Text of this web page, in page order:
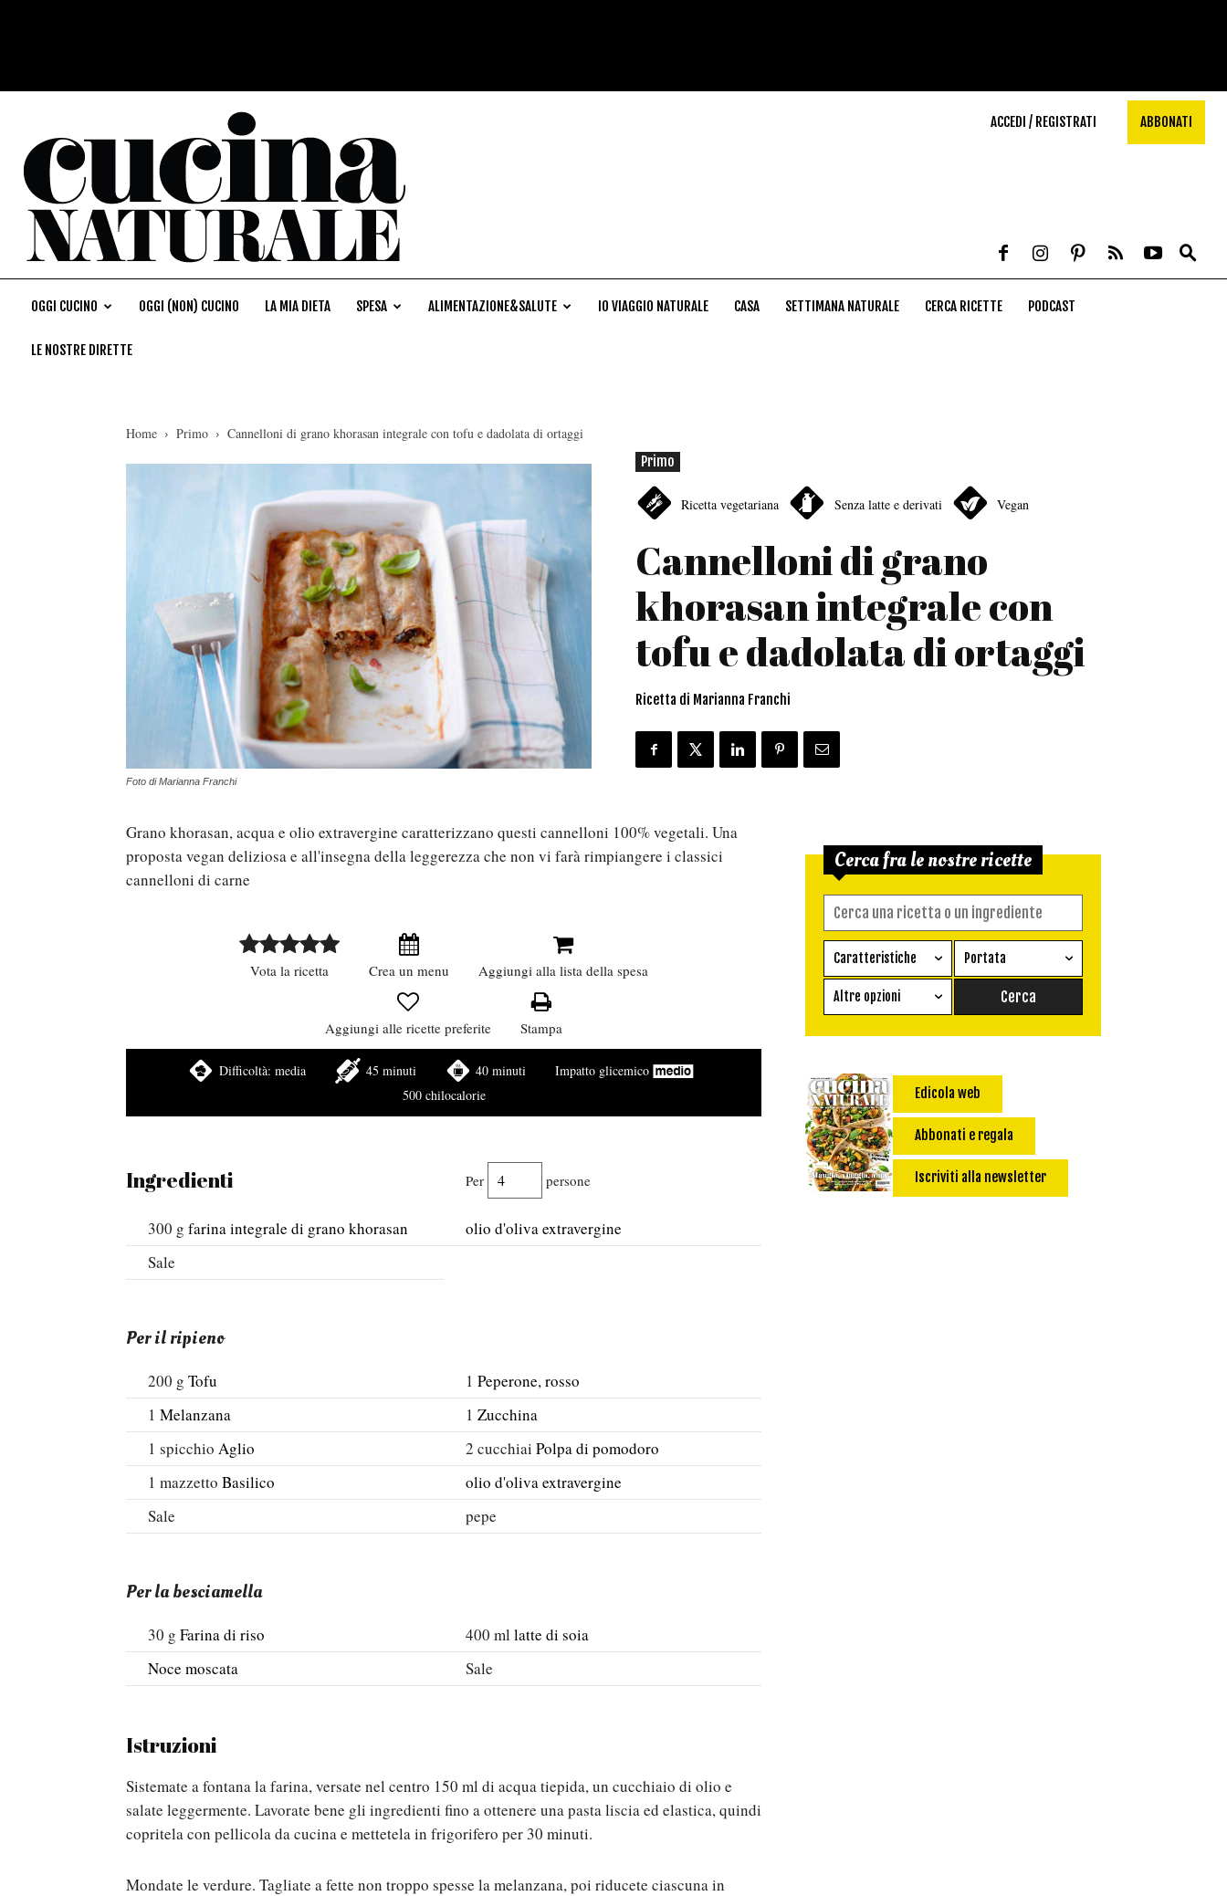
ACCEDI / REGISTRATI ABBONATI
OGGI CUCINO OGGI (NON) CUCINO LA MIA DIETA SPESA ALIMENTAZIONE&SALUTE IO VIAGGIO NATURALE CASA SETTIMANA NATURALE CERCA RICETTE PODCAST
LE NOSTRE DIRETTE
Home Primo Cannelloni di grano khorasan integrale con tofu e dadolata di ortaggi
Foto di Marianna Franchi
Primo
Ricetta vegetariana Senza latte e derivati Vegan
Cannelloni di grano
khorasan integrale con
tofu e dadolata di ortaggi
Ricetta di Marianna Franchi
Grano khorasan, acqua e olio extravergine caratterizzano questi cannelloni 100% vegetali. Una
proposta vegan deliziosa e all'insegna della leggerezza che non vi farà rimpiangere i classici
cannelloni di carne
Vota la ricetta Crea un menu Aggiungi alla lista della spesa
Aggiungi alle ricette preferite Stampa
Difficoltà: media 45 minuti 40 minuti
Impatto glicemico
500 chilocalorie
Ingredienti Per persone
300 g farina integrale di grano khorasan
olio d'oliva extravergine
Sale
Per il ripieno
200 g Tofu 1 Peperone, rosso
1 Melanzana 1 Zucchina
1 spicchio Aglio 2 cucchiai Polpa di pomodoro
1 mazzetto Basilico
olio d'oliva extravergine
Sale
pepe
Per la besciamella
30 g Farina di riso 400 ml latte di soia
Noce moscata
Sale
Istruzioni
Sistemate a fontana la farina, versate nel centro 150 ml di acqua tiepida, un cucchiaio di olio e
salate leggermente. Lavorate bene gli ingredienti fino a ottenere una pasta liscia ed elastica, quindi
copritela con pellicola da cucina e mettetela in frigorifero per 30 minuti.
Mondate le verdure. Tagliate a fette non troppo spesse la melanzana, poi riducete ciascuna in
Cerca fra le nostre ricette
Caratteristiche
Ricetta vegetariana
Senza glutine
senza uova
Vegan
Portata
Antipasto
Conserva
Dessert
Pane
Salsa
Secondo
Altre opzioni
Impatto Glicemico:
Calorie max (kcal):
Edicola web
Abbonati e regala
Iscriviti alla newsletter